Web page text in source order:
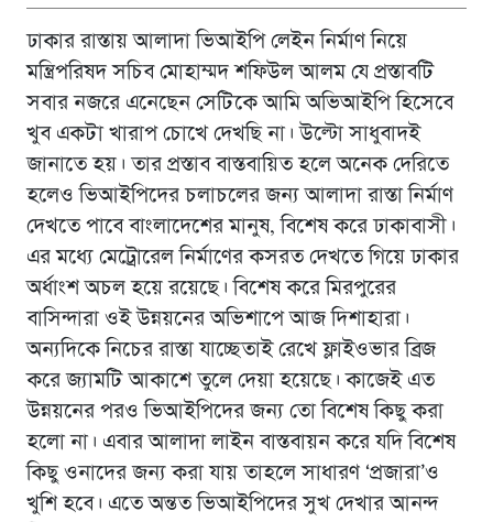
ঢাকার রাস্তায় আলাদা ভিআইপি লেইন নির্মাণ নিয়ে
মন্ত্রিপরিষদ সচিব মোহাম্মদ শফিউল আলম যে প্রস্তাবটি
সবার নজরে এনেছেন সেটিকে আমি অভিআইপি হিসেবে
খুব একটা খারাপ চোখে দেখছি না। উল্টো সাধুবাদই
জানাতে হয়। তার প্রস্তাব বাস্তবায়িত হলে অনেক দেরিতে
হলেও ভিআইপিদের চলাচলের জন্য আলাদা রাস্তা নির্মাণ
দেখতে পাবে বাংলাদেশের মানুষ, বিশেষ করে ঢাকাবাসী।
এর মধ্যে মেট্রোরেল নির্মাণের কসরত দেখতে গিয়ে ঢাকার
অর্ধাংশ অচল হয়ে রয়েছে। বিশেষ করে মিরপুরের
বাসিন্দারা ওই উন্নয়নের অভিশাপে আজ দিশাহারা।
অন্যদিকে নিচের রাস্তা যাচ্ছেতাই রেখে ফ্লাইওভার ব্রিজ
করে জ্যামটি আকাশে তুলে দেয়া হয়েছে। কাজেই এত
উন্নয়নের পরও ভিআইপিদের জন্য তো বিশেষ কিছু করা
হলাে না। এবার আলাদা লাইন বাস্তবায়ন করে যদি বিশেষ
কিছু ওনাদের জন্য করা যায় তাহলে সাধারণ ‘প্রজারা’ও
খুশি হবে। এতে অন্তত ভিআইপিদের সুখ দেখার আনন্দ